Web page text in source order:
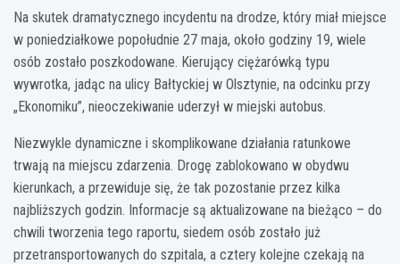
Na skutek dramatycznego incydentu na drodze, który miał miejsce
w poniedziałkowe popołudnie 27 maja, około godziny 19, wiele
osób zostało poszkodowane. Kierujący ciężarówką typu
wywrotka, jadąc na ulicy Bałtyckiej w Olsztynie, na odcinku przy
„Ekonomiku”, nieoczekiwanie uderzył w miejski autobus.
Niezwykle dynamiczne i skomplikowane działania ratunkowe
trwają na miejscu zdarzenia. Drogę zablokowano w obydwu
kierunkach, a przewiduje się, że tak pozostanie przez kilka
najbliższych godzin. Informacje są aktualizowane na bieżąco – do
chwili tworzenia tego raportu, siedem osób zostało już
przetransportowanych do szpitala, a cztery kolejne czekają na